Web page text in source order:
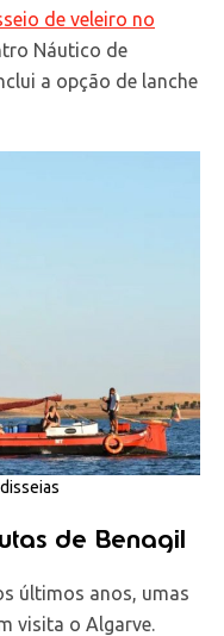
de veleiro no
Náutico de
a opção de lanche
de Benagil
últimos anos, umas
visita o Algarve.